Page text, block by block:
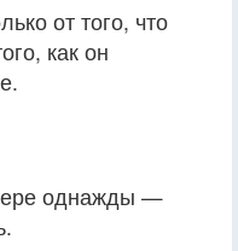
от того, что
как он
однажды —